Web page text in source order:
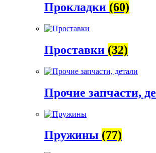
Прокладки (60)
Проставки (32)
Прочие запчасти,
Пружины (77)